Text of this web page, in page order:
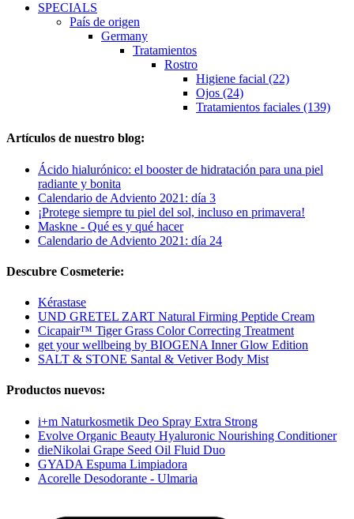
SPECIALS
País de origen
Germany
Tratamientos
Rostro
Higiene facial (22)
Ojos (24)
Tratamientos faciales (139)
Artículos de nuestro blog:
Ácido hialurónico: el booster de hidratación para una piel
radiante y bonita
Calendario de Adviento 2021: día 3
¡Protege siempre tu piel del sol, incluso en primavera!
Maskne - Qué es y qué hacer
Calendario de Adviento 2021: día 24
Descubre Cosmeterie:
Kérastase
UND GRETEL ZART Natural Firming Peptide Cream
Cicapair™ Tiger Grass Color Correcting Treatment
get your wellbeing by BIOGENA Inner Glow Edition
SALT & STONE Santal & Vetiver Body Mist
Productos nuevos:
i+m Naturkosmetik Deo Spray Extra Strong
Evolve Organic Beauty Hyaluronic Nourishing Conditioner
dieNikolai Grape Seed Oil Fluid Duo
GYADA Espuma Limpiadora
Acorelle Desodorante - Ulmaria